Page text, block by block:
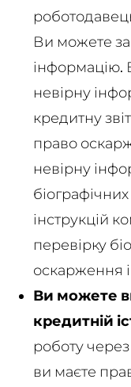
Ви можете
інформацію.
невірну
кредитну
право
невірну
інструкцій
перевірку
оскарження
Ви можете
кредитній
роботу через
ви маєте